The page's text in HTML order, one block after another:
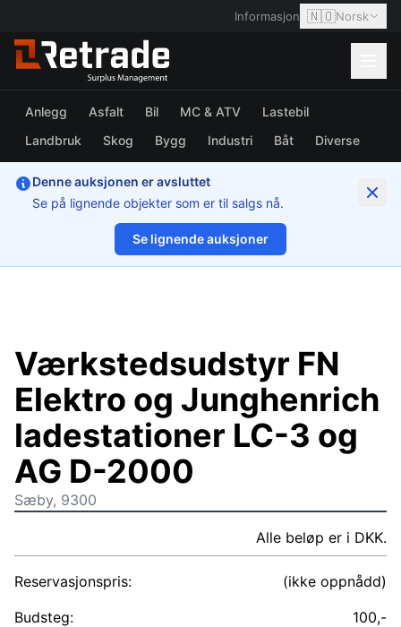
Informasjon 🇳🇴Norsk
Anlegg Asfalt Bil MC & ATV
Lastebil
Landbruk
Skog Bygg Industri Båt Diverse
Denne auksjonen er avsluttet
Se på lignende objekter som er til salgs nå.
Se lignende auksjoner
1/12
Værkstedsudstyr FN
Elektro og Junghenrich
ladestationer LC-3 og
AG D-2000
Sæby, 9300
Alle beløp er i DKK.
Reservasjonspris:
(ikke oppnådd)
Budsteg:
100,-